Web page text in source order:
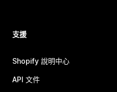
支援
Shopify 說明中心
API 文件